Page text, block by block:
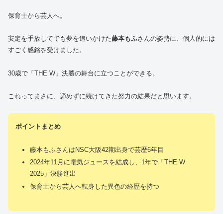
保育士から芸人へ。
安定を手放してでも夢を追いかけた藤本もふさんの姿勢に、個人的には
すごく感銘を受けました。
30歳で「THE W」決勝の舞台に立つことができる。
これってまさに、諦めずに続けてきた努力の結果だと思います。
ポイントまとめ
藤本もふさんはNSC大阪42期出身で芸歴6年目
2024年11月に電気ジュースを結成し、1年で「THE W
2025」決勝進出
保育士から芸人へ転身した異色の経歴を持つ